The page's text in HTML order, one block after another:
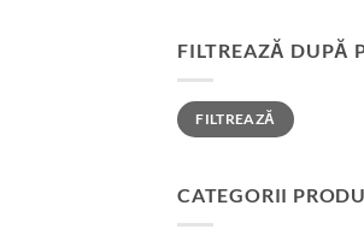
FILTREAZĂ DUPĂ
Preț
minim
Preț
maxim
FILTREAZĂ
CATEGORII